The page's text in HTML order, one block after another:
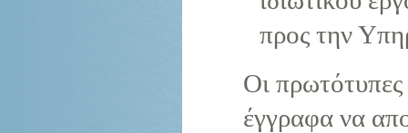
προς την
Οι πρωτότυπες
έγγραφα να